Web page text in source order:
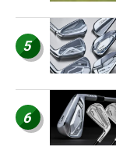
5
6